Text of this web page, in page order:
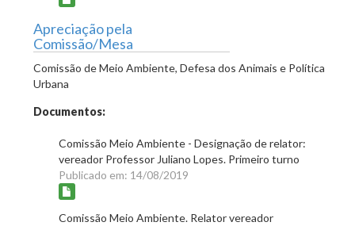
Apreciação pela
Comissão/Mesa
Comissão de Meio Ambiente, Defesa dos Animais e Política
Urbana
Documentos:
Comissão Meio Ambiente - Designação de relator:
vereador Professor Juliano Lopes. Primeiro turno
Publicado em: 14/08/2019
Comissão Meio Ambiente. Relator vereador